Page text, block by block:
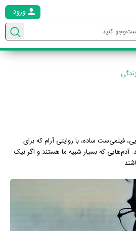
ورود
فیلمی‌ست ساده، با روایتی آرام که برای
آدم‌هایی که بسیار شبیه ما هستند و اگر نیک